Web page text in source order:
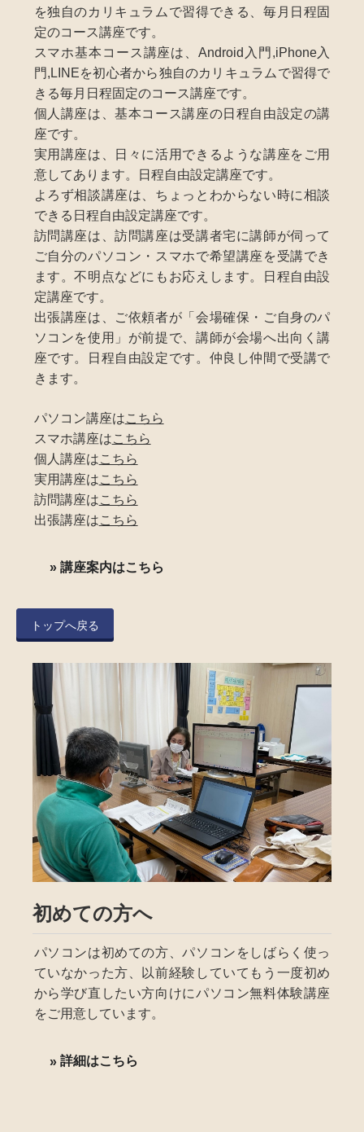
を独自のカリキュラムで習得できる、毎月日程固
定のコース講座です。
スマホ基本コース講座は、Android入門,iPhone入
門,LINEを初心者から独自のカリキュラムで習得で
きる毎月日程固定のコース講座です。
個人講座は、基本コース講座の日程自由設定の講
座です。
実用講座は、日々に活用できるような講座をご用
意してあります。日程自由設定講座です。
よろず相談講座は、ちょっとわからない時に相談
できる日程自由設定講座です。
訪問講座は、訪問講座は受講者宅に講師が伺って
ご自分のパソコン・スマホで希望講座を受講でき
ます。不明点などにもお応えします。日程自由設
定講座です。
出張講座は、ご依頼者が「会場確保・ご自身のパ
ソコンを使用」が前提で、講師が会場へ出向く講
座です。日程自由設定です。仲良し仲間で受講で
きます。
パソコン講座はこちら
スマホ講座はこちら
個人講座はこちら
実用講座はこちら
訪問講座はこちら
出張講座はこちら
講座案内はこちら
トップへ戻る
初めての方へ
パソコンは初めての方、パソコンをしばらく使っ
ていなかった方、以前経験していてもう一度初め
から学び直したい方向けにパソコン無料体験講座
をご用意しています。
詳細はこちら